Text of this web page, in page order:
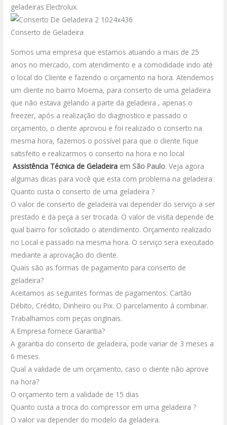
geladeiras Electrolux.
Conserto de Geladeira
Somos uma empresa que estamos atuando a mais de 25
anos no mercado, com atendimento e a comodidade indo até
o local do Cliente e fazendo o orçamento na hora. Atendemos
um cliente no bairro Moema, para conserto de uma geladeira
que não estava gelando a parte da geladeira , apenas o
freezer, após a realização do diagnostico e passado o
orçamento, o cliente aprovou e foi realizado o conserto na
mesma hora, fazemos o possível para que o cliente fique
satisfeito e realizarmos o conserto na hora e no local
Assistência Técnica de Geladeira em São Paulo.Veja agora
algumas dicas para você que esta com problema na geladeira:
Quanto custa o conserto de uma geladeira ?
O valor de conserto de geladeira vai depender do serviço a ser
prestado e da peça a ser trocada. O valor de visita depende de
qual bairro for solicitado o atendimento. Orçamento realizado
no Local e passado na mesma hora. O serviço sera executado
mediante a aprovação do cliente.
Quais são as formas de pagamento para conserto de
geladeira?
Aceitamos as seguintes formas de pagamentos: Cartão
Débito, Crédito, Dinheiro ou Pix. O parcelamento á combinar.
Trabalhamos com peças originais.
A Empresa fornece Garantia?
A garantia do conserto de geladeira, pode variar de 3 meses a
6 meses.
Qual a validade de um orçamento, caso o cliente não aprove
na hora?
O orçamento tem a validade de 15 dias
Quanto custa a troca do compressor em uma geladeira ?
O valor vai depender do modelo da geladeira.